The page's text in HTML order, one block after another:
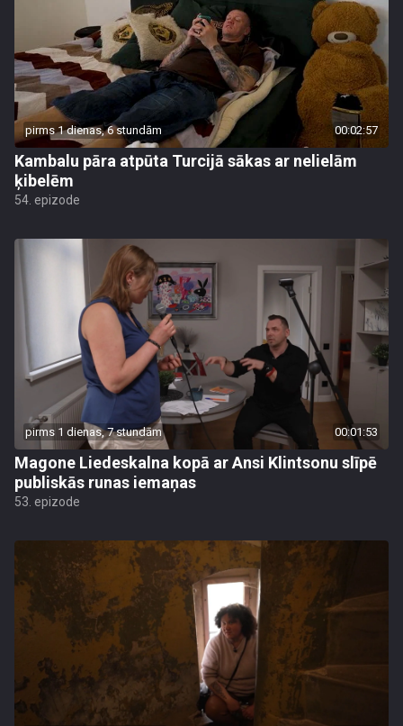
pirms 1 dienas, 6 stundām 00:02:57
Kambalu pāra atpūta Turcijā sākas ar nelielām
ķibelēm
54. epizode
pirms 1 dienas, 7 stundām 00:01:53
Magone Liedeskalna kopā ar Ansi Klintsonu slīpē
publiskās runas iemaņas
53. epizode